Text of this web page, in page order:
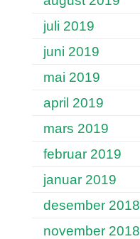
juli 2019
juni 2019
mai 2019
april 2019
mars 2019
februar 2019
januar 2019
desember 2018
november 2018